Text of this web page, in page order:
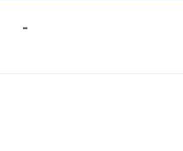
-